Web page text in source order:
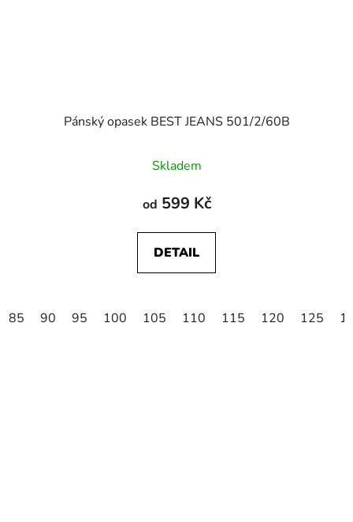
Pánský opasek BEST JEANS 501/2/60B
Skladem
od 599 Kč
DETAIL
85 90 95 100 105 110 115 120 125